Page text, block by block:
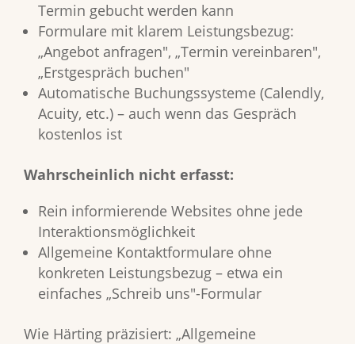
Termin gebucht werden kann
Formulare mit klarem Leistungsbezug:
„Angebot anfragen", „Termin vereinbaren",
„Erstgespräch buchen"
Automatische Buchungssysteme (Calendly,
Acuity, etc.) – auch wenn das Gespräch
kostenlos ist
Wahrscheinlich nicht erfasst:
Rein informierende Websites ohne jede
Interaktionsmöglichkeit
Allgemeine Kontaktformulare ohne
konkreten Leistungsbezug – etwa ein
einfaches „Schreib uns"-Formular
Wie Härting präzisiert: „Allgemeine